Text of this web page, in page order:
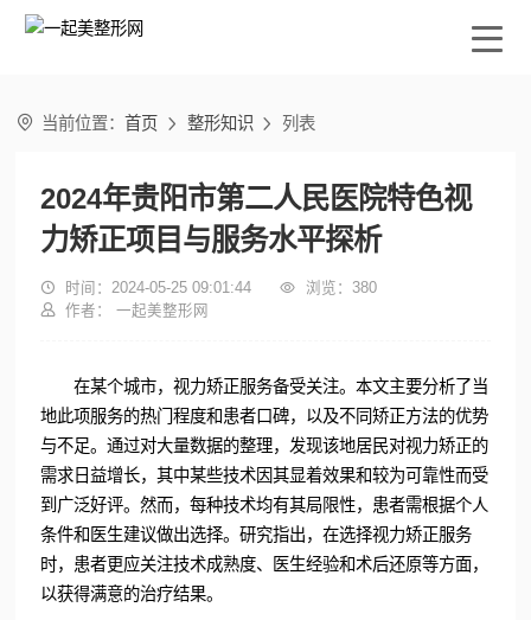
 当前位置：首页  整形知识  列表
2024年贵阳市第二人民医院特色视
力矫正项目与服务水平探析
 时间：2024-05-25 09:01:44  浏览： 380
 作者： 一起美整形网
在某个城市，视力矫正服务备受关注。本文主要分析了当
地此项服务的热门程度和患者口碑，以及不同矫正方法的优势
与不足。通过对大量数据的整理，发现该地居民对视力矫正的
需求日益增长，其中某些技术因其显着效果和较为可靠性而受
到广泛好评。然而，每种技术均有其局限性，患者需根据个人
条件和医生建议做出选择。研究指出，在选择视力矫正服务
时，患者更应关注技术成熟度、医生经验和术后还原等方面，
以获得满意的治疗结果。